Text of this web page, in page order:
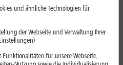
sicher
Du
Add-ons
und ähnliche Technologien für
der Webseite und Verwaltung Ihrer
Funktionalitäten für unsere Webseite,